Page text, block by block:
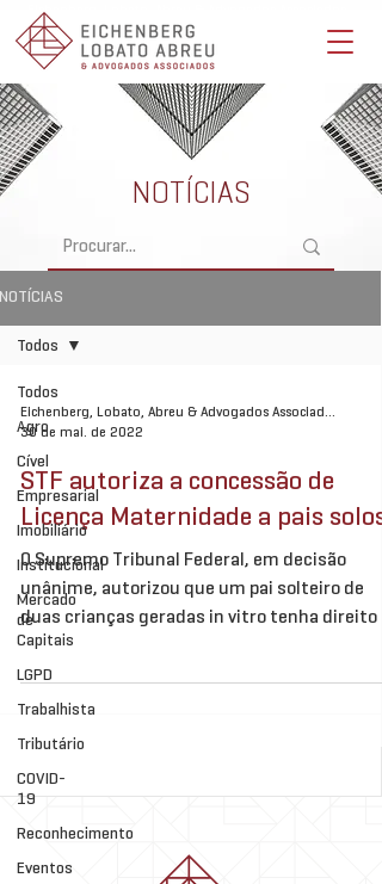
Eichenberg, Lobato, Abreu & Advogados Associados -
Advocacia Full Service
NOTÍCIAS
Todos
Agro
Cível
Empresarial
Imobiliário
Institucional
Mercado
de
Capitais
LGPD
Trabalhista
Tributário
COVID-
19
Reconhecimento
Eventos
Todos
Eichenberg, Lobato, Abreu & Advogados Associados
30 de mai. de 2022
STF autoriza a concessão de
Licença Maternidade a pais solos
O Supremo Tribunal Federal, em decisão
unânime, autorizou que um pai solteiro de
duas crianças geradas in vitro tenha direito a
gozar de...
NOTÍCIAS